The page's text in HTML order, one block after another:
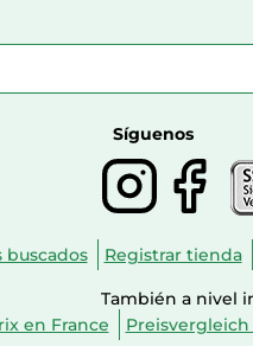
Síguenos
buscados Registrar tienda
También a nivel
en France